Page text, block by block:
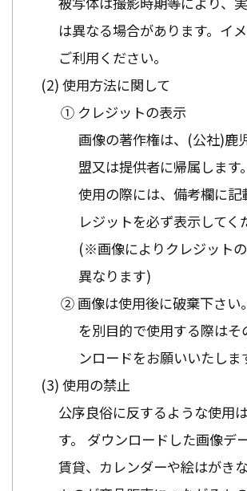
は異なる場合があります。イ
ご利用ください。
使用方法に関して
① クレジットの表示
画像の著作権は、(公社)鹿
盟又は提供者に帰属します。
使用の際には、備考欄に記
レジットを必ず表示してく
(※画像によりクレジット
異なります)
② 画像は使用後に破棄下さい
を別目的で使用する際はそ
ンロードをお願いいたしま
使用の禁止
公序良俗に反するような使用
す。 ダウンロードした画像デ
賃貸、カレンダーや絵はがき